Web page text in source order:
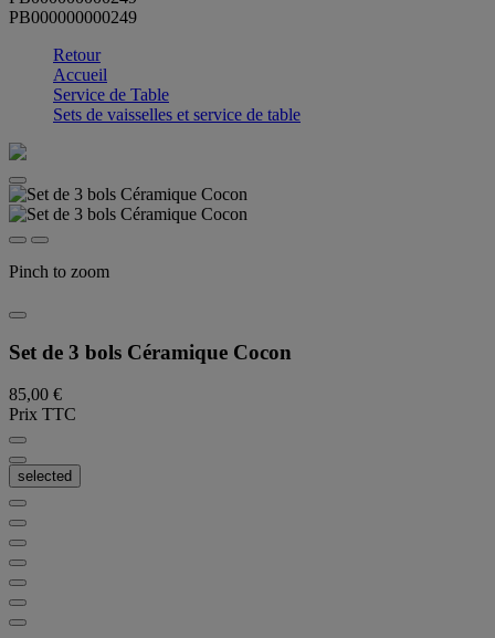
PB000000000249
Retour
Accueil
Service de Table
Sets de vaisselles et service de table
Pinch to zoom
Set de 3 bols Céramique Cocon
85,00 €
Prix TTC
selected